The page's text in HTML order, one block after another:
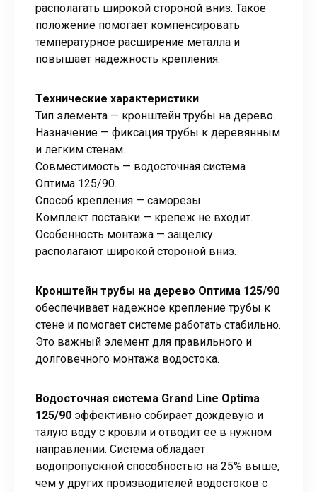
располагать широкой стороной вниз. Такое
положение помогает компенсировать
температурное расширение металла и
повышает надежность крепления.
Технические характеристики
Тип элемента — кронштейн трубы на дерево.
Назначение — фиксация трубы к деревянным
и легким стенам.
Совместимость — водосточная система
Оптима 125/90.
Способ крепления — саморезы.
Комплект поставки — крепеж не входит.
Особенность монтажа — защелку
располагают широкой стороной вниз.
Кронштейн трубы на дерево Оптима 125/90
обеспечивает надежное крепление трубы к
стене и помогает системе работать стабильно.
Это важный элемент для правильного и
долговечного монтажа водостока.
Водосточная система Grand Line Optima
125/90 эффективно собирает дождевую и
талую воду с кровли и отводит ее в нужном
направлении. Система обладает
водопропускной способностью на 25% выше,
чем у других производителей водостоков с